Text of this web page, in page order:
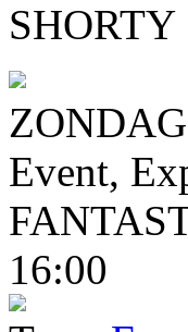
SHORTY
Event,
16:00